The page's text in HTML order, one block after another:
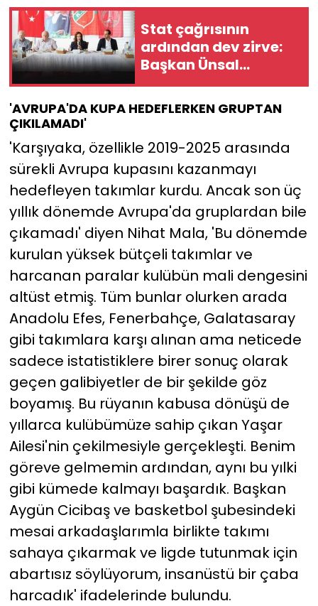
Stat çağrısının
ardından dev zirve:
Başkan Ünsal
Karşıyaka camiasını
buluşturdu
'AVRUPA'DA KUPA HEDEFLERKEN GRUPTAN
ÇIKILAMADI'
'Karşıyaka, özellikle 2019-2025 arasında
sürekli Avrupa kupasını kazanmayı
hedefleyen takımlar kurdu. Ancak son üç
yıllık dönemde Avrupa'da gruplardan bile
çıkamadı' diyen Nihat Mala, 'Bu dönemde
kurulan yüksek bütçeli takımlar ve
harcanan paralar kulübün mali dengesini
altüst etmiş. Tüm bunlar olurken arada
Anadolu Efes, Fenerbahçe, Galatasaray
gibi takımlara karşı alınan ama neticede
sadece istatistiklere birer sonuç olarak
geçen galibiyetler de bir şekilde göz
boyamış. Bu rüyanın kabusa dönüşü de
yıllarca kulübümüze sahip çıkan Yaşar
Ailesi'nin çekilmesiyle gerçekleşti. Benim
göreve gelmemin ardından, aynı bu yılki
gibi kümede kalmayı başardık. Başkan
Aygün Cicibaş ve basketbol şubesindeki
mesai arkadaşlarımla birlikte takımı
sahaya çıkarmak ve ligde tutunmak için
abartısız söylüyorum, insanüstü bir çaba
harcadık' ifadelerinde bulundu.